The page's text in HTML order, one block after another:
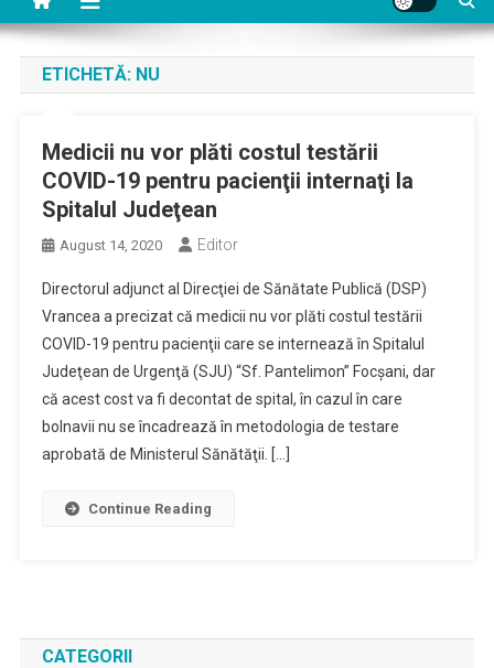
ETICHETĂ: NU
Medicii nu vor plăti costul testării
COVID-19 pentru pacienţii internaţi la
Spitalul Judeţean
August 14, 2020 Editor
Directorul adjunct al Direcţiei de Sănătate Publică (DSP)
Vrancea a precizat că medicii nu vor plăti costul testării
COVID-19 pentru pacienţii care se internează în Spitalul
Judeţean de Urgenţă (SJU) “Sf. Pantelimon” Focşani, dar
că acest cost va fi decontat de spital, în cazul în care
bolnavii nu se încadrează în metodologia de testare
aprobată de Ministerul Sănătăţii. […]
Continue Reading
CATEGORII